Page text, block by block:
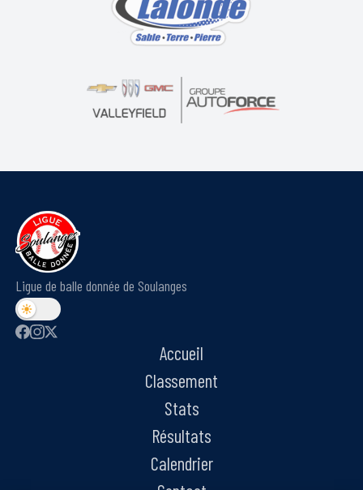
Ligue de balle donnée de Soulanges
Accueil
Classement
Stats
Résultats
Calendrier